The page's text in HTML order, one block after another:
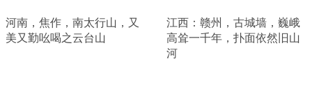
河南，焦作，南太行山，又
美又勤吆喝之云台山
江西：赣州，古城墙，巍峨
高耸一千年，扑面依然旧山
河